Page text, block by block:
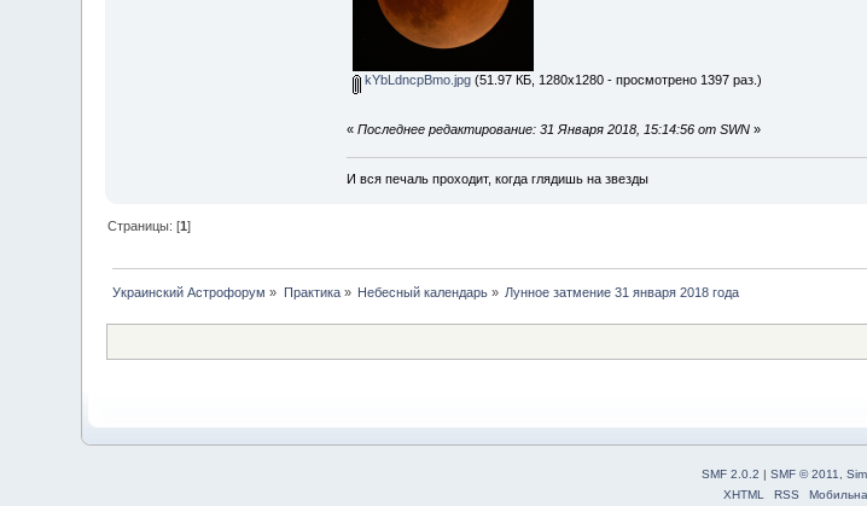
kYbLdncpBmo.jpg (51.97 КБ, 1280x1280 - просмотрено 1397 раз.)
« Последнее редактирование: 31 Января 2018, 15:14:56 от SWN»
И вся печаль проходит, когда глядишь на звезды
Страницы: [1]
Украинский Астрофорум » Практика» Небесный календарь » Лунное затмение 31 января 2018 года
SMF 2.0.2 | SMF © 2011
XHTML
RSS